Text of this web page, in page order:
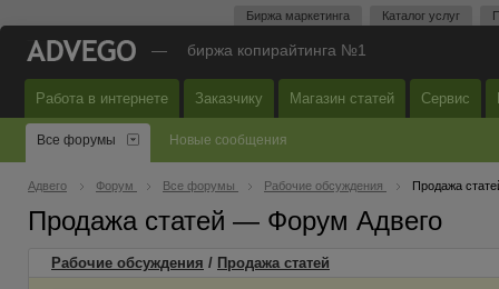
Биржа маркетинга Каталог услуг
— биржа копирайтинга №1
Работа в интернете Заказчику Магазин статей Сервис
Все форумы Новые сообщения
Адвего Форум Все форумы Рабочие обсуждения Продажа
Продажа статей — Форум Адвего
Рабочие обсуждения / Продажа статей